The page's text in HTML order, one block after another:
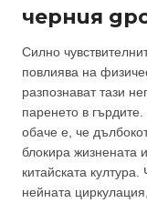
черния
Силно
повлиява на
разпознават тази
паренето в
обаче е, че
блокира жизнената
китайската
нейната